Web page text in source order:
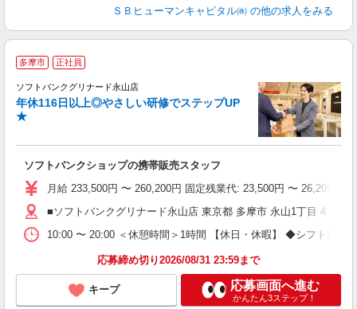
ＳＢヒューマンキャピタル㈱ の他の求人をみる
多摩市 正社員
ソフトバンクグリナード永山店
年休116日以上◎やさしい研修でステップUP
★
ソフトバンクショップの携帯販売スタッフ
月給 233,500円 〜 260,200円 固定残業代: 23,500円 〜 26,200円
■ソフトバンクグリナード永山店 東京都 多摩市 永山1丁目 4 グ
10:00 〜 20:00 ＜休憩時間＞1時間 【休日・休暇】 ◆シフト制
応募締め切り2026/08/31 23:59まで
キープ 応募画面へ進む
かんたん3ステップ！